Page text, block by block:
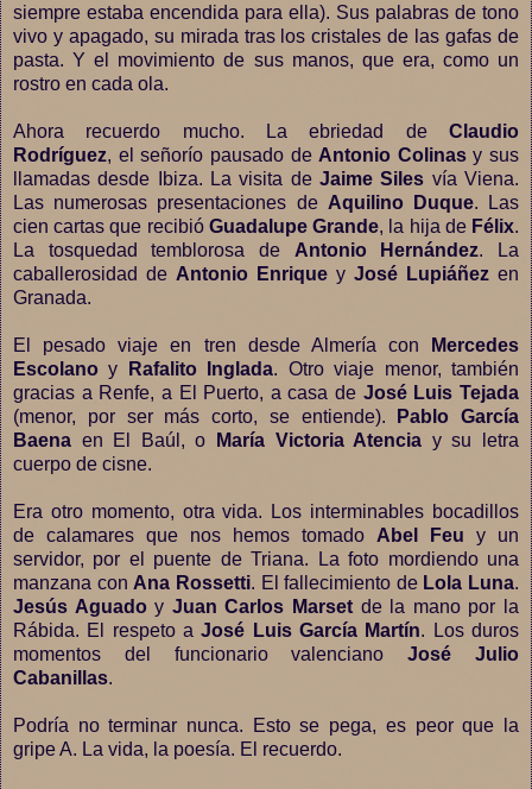
siempre estaba encendida para ella). Sus palabras de tono
vivo y apagado, su mirada tras los cristales de las gafas de
pasta. Y el movimiento de sus manos, que era, como un
rostro en cada ola.
Ahora recuerdo mucho. La ebriedad de Claudio
Rodríguez, el señorío pausado de Antonio Colinasy sus
llamadas desde Ibiza. La visita de Jaime Siles vía Viena.
Las numerosas presentaciones de Aquilino Duque. Las
cien cartas que recibió Guadalupe Grande, la hija de Félix.
La tosquedad temblorosa de Antonio Hernández. La
caballerosidad de Antonio Enrique y José Lupiáñez en
Granada.
El pesado viaje en tren desde Almería con
Mercedes
Escolano y Rafalito Inglada. Otro viaje menor, también
gracias a Renfe, a El Puerto, a casa de José Luis Tejada
(menor, por ser más corto, se entiende).
Pablo García
Baena en El Baúl, o María Victoria Atencia y su letra
cuerpo de cisne.
Era otro momento, otra vida. Los interminables bocadillos
de calamares que nos hemos tomado Abel Feu y un
servidor, por el puente de Triana. La foto mordiendo una
manzana con Ana Rossetti. El fallecimiento de Lola Luna.
Jesús Aguadoy Juan Carlos Marset de la mano por la
Rábida. El respeto aJosé Luis García Martín. Los duros
momentos del funcionario valencianoJosé Julio
Cabanillas.
Podría no terminar nunca. Esto se pega, es peor que la
gripe A. La vida, la poesía. El recuerdo.